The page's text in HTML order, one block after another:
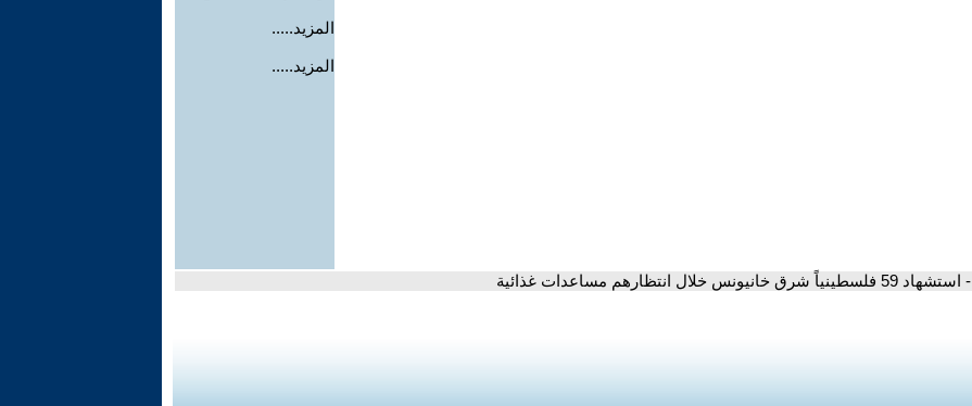
المزيد.....
المزيد.....
- استشهاد 59 فلسطينياً شرق خانيونس خلال انتظارهم مساعدات غذائية